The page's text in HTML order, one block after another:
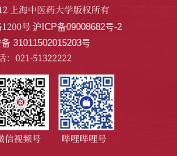
上海中医药大学版权所有
号 沪ICP备09008682号-2
31011502015203号
：021-51322222
信视频号 哔哩哔哩号